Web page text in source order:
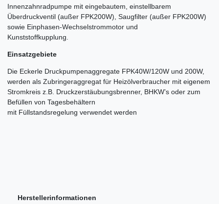
Innenzahnradpumpe mit eingebautem, einstellbarem
Überdruckventil (außer FPK200W), Saugfilter (außer FPK200W)
sowie Einphasen-Wechselstrommotor und
Kunststoffkupplung.
Einsatzgebiete
Die Eckerle Druckpumpenaggregate FPK40W/120W und 200W,
werden als Zubringeraggregat für Heizölverbraucher mit eigenem
Stromkreis z.B. Druckzerstäubungsbrenner, BHKW’s oder zum
Befüllen von Tagesbehältern
mit Füllstandsregelung verwendet werden
Herstellerinformationen